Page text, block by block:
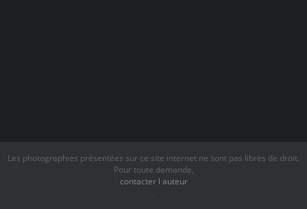
Les photographies présentées sur ce site internet ne sont pas libres de droit.
Pour toute demande,
contacter l auteur
.